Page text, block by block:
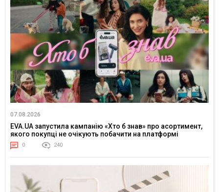
07.08.2026
EVA.UA запустила кампанію «Хто б знав» про асортимент,
якого покупці не очікують побачити на платформі
0 240